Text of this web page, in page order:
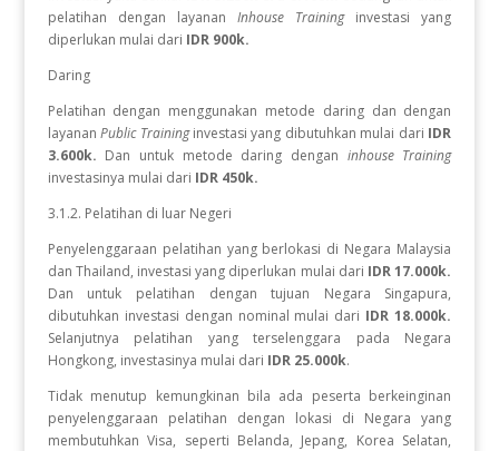
pelatihan dengan layanan Inhouse Training investasi yang
diperlukan mulai dari IDR 900k.
Daring
Pelatihan dengan menggunakan metode daring dan dengan
layananPublic Traininginvestasi yang dibutuhkan mulai dari IDR
3.600k. Dan untuk metode daring dengan inhouse Training
investasinya mulai dari IDR 450k.
3.1.2. Pelatihan di luar Negeri
Penyelenggaraan pelatihan yang berlokasi di Negara Malaysia
dan Thailand, investasi yang diperlukan mulai dari IDR 17.000k.
Dan
untuk pelatihan dengan tujuan Negara
Singapura,
dibutuhkan investasi dengan nominal mulai dari IDR 18.000k.
Selanjutnya pelatihan yang terselenggara pada Negara
Hongkong, investasinya mulai dari IDR 25.000k.
Tidak menutup kemungkinan bila ada peserta berkeinginan
penyelenggaraan pelatihan dengan lokasi di Negara yang
membutuhkan Visa, seperti Belanda, Jepang, Korea Selatan,